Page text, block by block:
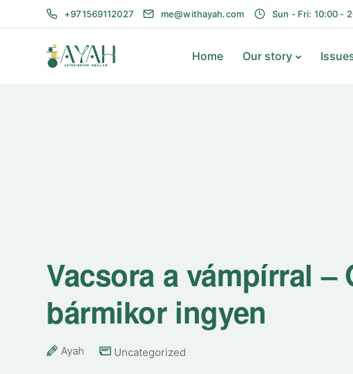
+971569112027 me@withayah.com Sun - Fri: 10:00 -
Home Our story
Vacsora a vámpírral –
bármikor ingyen
Ayah Uncategorized